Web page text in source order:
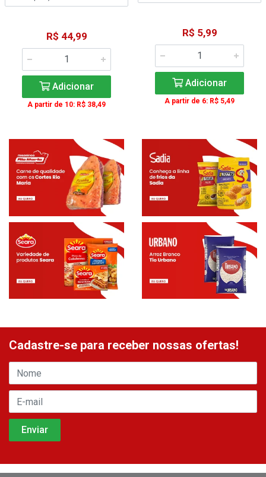
R$ 44,99
Adicionar
A partir de 10: R$ 38,49
R$ 5,99
Adicionar
A partir de 6: R$ 5,49
Cadastre-se para receber nossas ofertas!